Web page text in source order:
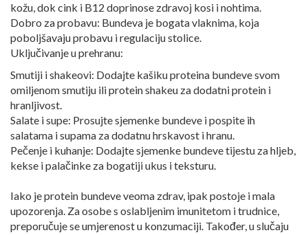
kožu, dok cink i B12 doprinose zdravoj kosi i nohtima.
Dobro za probavu: Bundeva je bogata vlaknima, koja
poboljšavaju probavu i regulaciju stolice.
Uključivanje u prehranu:
Smutiji i shakeovi: Dodajte kašiku proteina bundeve svom
omiljenom smutiju ili protein shakeu za dodatni protein i
hranljivost.
Salate i supe: Prosujte sjemenke bundeve i pospite ih
salatama i supama za dodatnu hrskavost i hranu.
Pečenje i kuhanje: Dodajte sjemenke bundeve tijestu za hljeb,
kekse i palačinke za bogatiji ukus i teksturu.
Iako je protein bundeve veoma zdrav, ipak postoje i mala
upozorenja. Za osobe s oslabljenim imunitetom i trudnice,
preporučuje se umjerenost u konzumaciji. Također, u slučaju